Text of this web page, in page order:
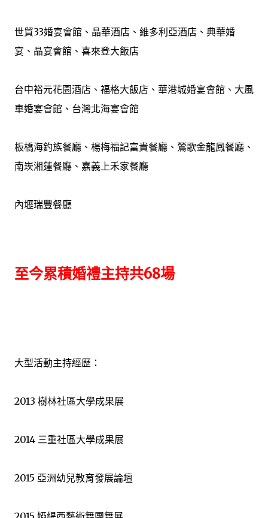
世貿33婚宴會館、晶華酒店、維多利亞酒店、典華婚
宴、晶宴會館、喜來登大飯店
台中裕元花園酒店、福格大飯店、華港城婚宴會館、大風
車婚宴會館、台灣北海宴會館
板橋海釣族餐廳、楊梅福記富貴餐廳、鶯歌金龍鳳餐廳、
南崁湘蓮餐廳、嘉義上禾家餐廳
內壢瑞豐餐廳
至今累積婚禮主持共68場
大型活動主持經歷：
2013 樹林社區大學成果展
2014 三重社區大學成果展
2015 亞洲幼兒教育發展論壇